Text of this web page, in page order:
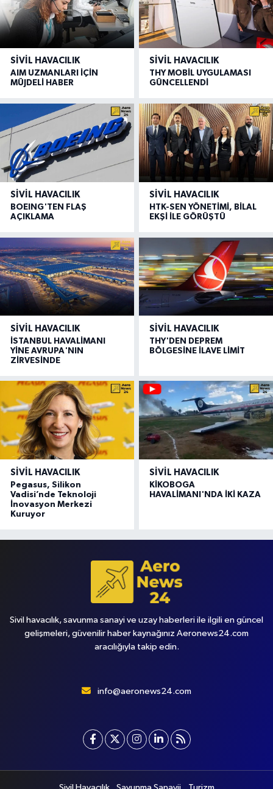
SIVIL HAVACILIK
AIM UZMANLARI İÇİN
MÜJDELİ HABER
SIVIL HAVACILIK
THY MOBİL UYGULAMASI
GÜNCELLENDİ
SIVIL HAVACILIK
BOEING'TEN FLAŞ
AÇIKLAMA
SIVIL HAVACILIK
HTK-SEN YÖNETİMİ, BİLAL
EKŞİ İLE GÖRÜŞTÜ
SIVIL HAVACILIK
İSTANBUL HAVALİMANI
YİNE AVRUPA'NIN
ZİRVESİNDE
SIVIL HAVACILIK
THY'DEN DEPREM
BÖLGESİNE İLAVE LİMİT
SIVIL HAVACILIK
Pegasus, Silikon
Vadisi’nde Teknoloji
İnovasyon Merkezi
Kuruyor
SIVIL HAVACILIK
KİKOBOGA
HAVALİMANI'NDA İKİ KAZA
Sivil havacılık, savunma sanayi ve uzay haberleri ile ilgili en güncel
gelişmeleri, güvenilir haber kaynağınız Aeronews24.com
aracılığıyla takip edin.
info@aeronews24.com